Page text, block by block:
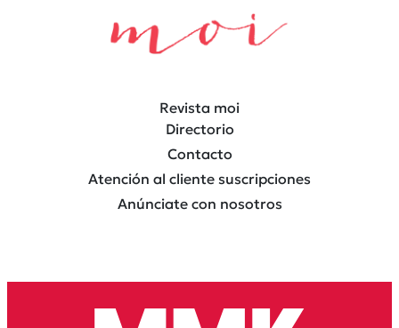
Revista moi
Directorio
Contacto
Atención al cliente suscripciones
Anúnciate con nosotros